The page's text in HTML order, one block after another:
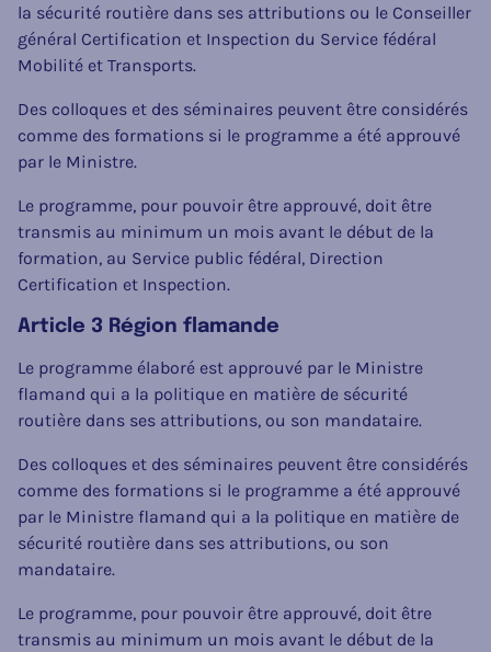
la sécurité routière dans ses attributions ou le Conseiller
général Certification et Inspection du Service fédéral
Mobilité et Transports.
Des colloques et des séminaires peuvent être considérés
comme des formations si le programme a été approuvé
par le Ministre.
Le programme, pour pouvoir être approuvé, doit être
transmis au minimum un mois avant le début de la
formation, au Service public fédéral, Direction
Certification et Inspection.
Article 3 Région flamande
Le programme élaboré est approuvé par le Ministre
flamand qui a la politique en matière de sécurité
routière dans ses attributions, ou son mandataire.
Des colloques et des séminaires peuvent être considérés
comme des formations si le programme a été approuvé
par le Ministre flamand qui a la politique en matière de
sécurité routière dans ses attributions, ou son
mandataire.
Le programme, pour pouvoir être approuvé, doit être
transmis au minimum un mois avant le début de la